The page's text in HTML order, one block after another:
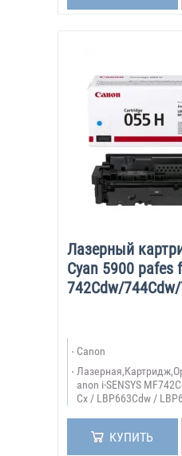
Лазерный
Cyan 5900 pafes
742Cdw/
Canon
anon i-SENSYS
Cx / LBP663Cdw /
КУПИТЬ